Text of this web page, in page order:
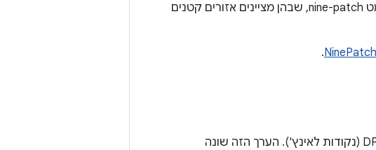
כדי לפתור את הבעיה, מערכת Android תומכת בתמונות ‎bitmap בפורמט nine-patch, שבהן מציינים אזורים קטנים
.
צפיפות הפיקסלים היא מספר הפיקסלים בשטח פיזי של המסך. נקרא DPI (נקודות לאינץ'). הערך הזה שונה